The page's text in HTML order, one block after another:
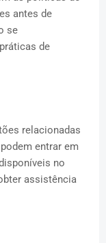
antes de
se
de
relacionadas
entrar em
no
assistência